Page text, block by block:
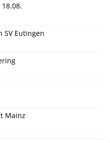
SV Eutingen
Mainz